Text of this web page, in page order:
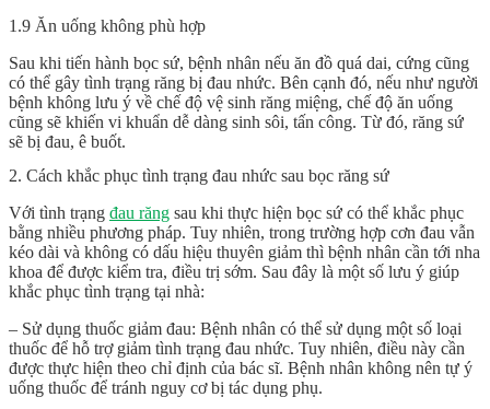
1.9 Ăn uống không phù hợp
Sau khi tiến hành bọc sứ, bệnh nhân nếu ăn đồ quá dai, cứng cũng
có thể gây tình trạng răng bị đau nhức. Bên cạnh đó, nếu như người
bệnh không lưu ý về chế độ vệ sinh răng miệng, chế độ ăn uống
cũng sẽ khiến vi khuẩn dễ dàng sinh sôi, tấn công. Từ đó, răng sứ
sẽ bị đau, ê buốt.
2. Cách khắc phục tình trạng đau nhức sau bọc răng sứ
Với tình trạng đau răng sau khi thực hiện bọc sứ có thể khắc phục
bằng nhiều phương pháp. Tuy nhiên, trong trường hợp cơn đau vẫn
kéo dài và không có dấu hiệu thuyên giảm thì bệnh nhân cần tới nha
khoa để được kiểm tra, điều trị sớm. Sau đây là một số lưu ý giúp
khắc phục tình trạng tại nhà:
– Sử dụng thuốc giảm đau: Bệnh nhân có thể sử dụng một số loại
thuốc để hỗ trợ giảm tình trạng đau nhức. Tuy nhiên, điều này cần
được thực hiện theo chỉ định của bác sĩ. Bệnh nhân không nên tự ý
uống thuốc để tránh nguy cơ bị tác dụng phụ.